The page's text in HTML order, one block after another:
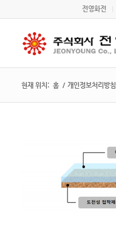
전영화전
현재 위치: 홈 / 개인정보처리방침